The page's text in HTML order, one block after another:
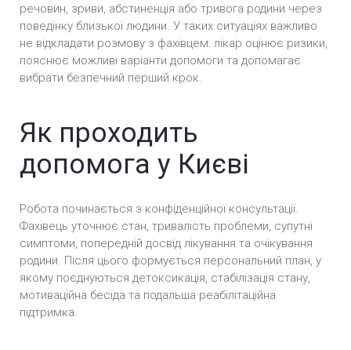
Лікування залежності від марихуани у Києві
Лікування метадонової залежності у Києві
Лікування спайсової залежності у Києві
речовин, зриви, абстиненція або тривога родини через
поведінку близької людини. У таких ситуаціях важливо
не відкладати розмову з фахівцем: лікар оцінює ризики,
пояснює можливі варіанти допомоги та допомагає
вибрати безпечний перший крок.
Як проходить
допомога у Києві
Робота починається з конфіденційної консультації.
Фахівець уточнює стан, тривалість проблеми, супутні
симптоми, попередній досвід лікування та очікування
родини. Після цього формується персональний план, у
якому поєднуються детоксикація, стабілізація стану,
мотиваційна бесіда та подальша реабілітаційна
підтримка.